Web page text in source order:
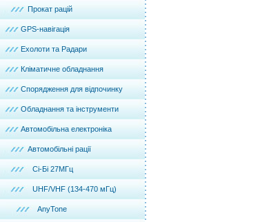
Прокат рацій
GPS-навігація
Ехолоти та Радари
Кліматичне обладнання
Спорядження для відпочинку
Обладнання та інструменти
Автомобільна електроніка
Автомобільні рації
Сі-Бі 27МГц
UHF/VHF (134-470 мГц)
AnyTone